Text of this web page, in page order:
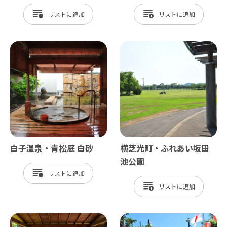
リスト リスト
白子温泉・青松庭 白砂
リスト
横芝光町・ふれあい坂田
池公園
リスト